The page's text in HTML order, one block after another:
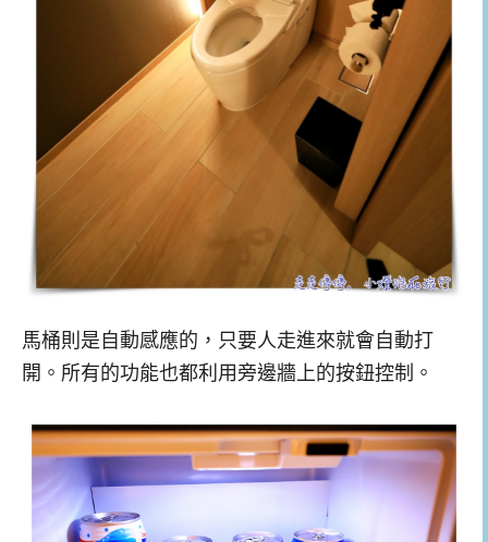
馬桶則是自動感應的，只要人走進來就會自動打
開。所有的功能也都利用旁邊牆上的按鈕控制。